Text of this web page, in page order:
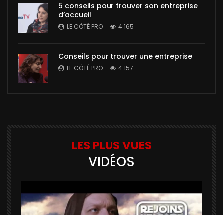
5 conseils pour trouver son entreprise
d’accueil
LE CÔTÉ PRO 4 165
Conseils pour trouver une entreprise
LE CÔTÉ PRO 4 157
LES PLUS VUES
VIDÉOS